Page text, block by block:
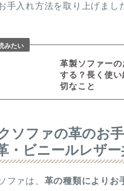
手入れ方法を取り上げまし
革製ソファーの
する？長く使
切なこと
ソファの革のお
・ビニールレザー
ファは、 革の種類によりお